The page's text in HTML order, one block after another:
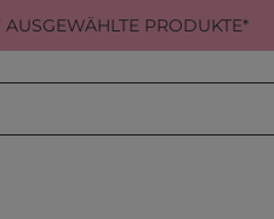
PRODUKTE*